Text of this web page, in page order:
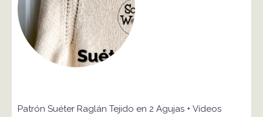
Patrón Suéter Raglán Tejido en 2 Agujas + Vídeos